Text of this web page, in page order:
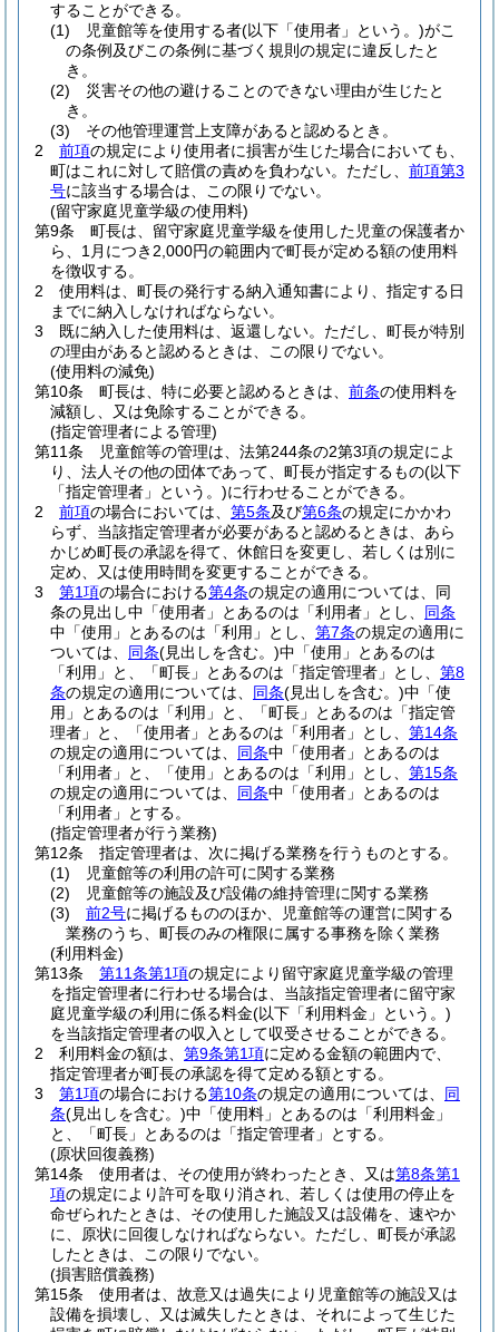
することができる。
(1)
児童館等を使用する者(以下「使用者」という。)がこ
の条例及びこの条例に基づく規則の規定に違反したと
き。
(2)
災害その他の避けることのできない理由が生じたと
き。
(3)
その他管理運営上支障があると認めるとき。
2
前項の規定により使用者に損害が生じた場合においても、
町はこれに対して賠償の責めを負わない。 ただし、 前項第3
号に該当する場合は、この限りでない。
(留守家庭児童学級の使用料)
第9条
町長は、留守家庭児童学級を使用した児童の保護者か
ら、1月につき2,000円の範囲内で町長が定める額の使用料
を徴収する。
2
使用料は、町長の発行する納入通知書により、指定する日
までに納入しなければならない。
3
既に納入した使用料は、返還しない。 ただし、町長が特別
の理由があると認めるときは、この限りでない。
(使用料の減免)
第10条
町長は、特に必要と認めるときは、 前条の使用料を
減額し、又は免除することができる。
(指定管理者による管理)
第11条
児童館等の管理は、法第244条の2第3項の規定によ
り、法人その他の団体であって、町長が指定するもの(以下
「指定管理者」という。)に行わせることができる。
2
前項の場合においては、 第5条及び第6条の規定にかかわ
らず、当該指定管理者が必要があると認めるときは、あら
かじめ町長の承認を得て、休館日を変更し、若しくは別に
定め、又は使用時間を変更することができる。
3
第1項の場合における第4条の規定の適用については、同
条の見出し中「使用者」とあるのは「利用者」とし、 同条
中「使用」とあるのは「利用」とし、 第7条の規定の適用に
ついては、 同条(見出しを含む。)中「使用」とあるのは
「利用」と、「町長」とあるのは「指定管理者」とし、 第8
条の規定の適用については、 同条(見出しを含む。)中「使
用」とあるのは「利用」と、「町長」とあるのは「指定管
理者」と、「使用者」とあるのは「利用者」とし、 第14条
の規定の適用については、 同条中「使用者」とあるのは
「利用者」と、「使用」とあるのは「利用」とし、 第15条
の規定の適用については、 同条中「使用者」とあるのは
「利用者」とする。
(指定管理者が行う業務)
第12条
指定管理者は、次に掲げる業務を行うものとする。
(1)
児童館等の利用の許可に関する業務
(2)
児童館等の施設及び設備の維持管理に関する業務
(3)
前2号に掲げるもののほか、児童館等の運営に関する
業務のうち、町長のみの権限に属する事務を除く業務
(利用料金)
第13条
第11条第1項の規定により留守家庭児童学級の管理
を指定管理者に行わせる場合は、当該指定管理者に留守家
庭児童学級の利用に係る料金(以下「利用料金」という。)
を当該指定管理者の収入として収受させることができる。
2
利用料金の額は、 第9条第1項に定める金額の範囲内で、
指定管理者が町長の承認を得て定める額とする。
3
第1項の場合における第10条の規定の適用については、 同
条(見出しを含む。)中「使用料」とあるのは「利用料金」
と、「町長」とあるのは「指定管理者」とする。
(原状回復義務)
第14条
使用者は、その使用が終わったとき、又は第8条第1
項の規定により許可を取り消され、若しくは使用の停止を
命ぜられたときは、その使用した施設又は設備を、速やか
に、原状に回復しなければならない。 ただし、町長が承認
したときは、この限りでない。
(損害賠償義務)
第15条
使用者は、故意又は過失により児童館等の施設又は
設備を損壊し、又は滅失したときは、それによって生じた